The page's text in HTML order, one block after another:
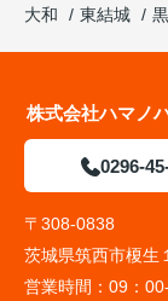
大和
東結城
株式会社ハマノ
0296-
〒308-0838
茨城県筑西市榎生
営業時間： 09：